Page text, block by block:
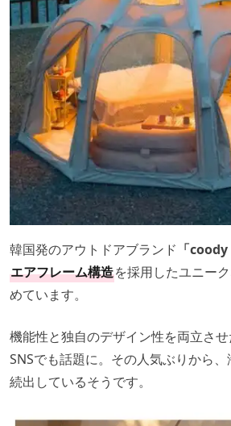
韓国発のアウトドアブランド 「
エアフレーム構造を採用したユニー
めています。
機能性と独自のデザイン性を両立させ
SNSでも話題に。その人気ぶりから
続出しているそうです。